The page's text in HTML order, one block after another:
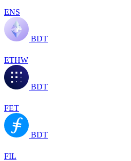
ENS
BDT
ETHW
BDT
FET
BDT
FIL